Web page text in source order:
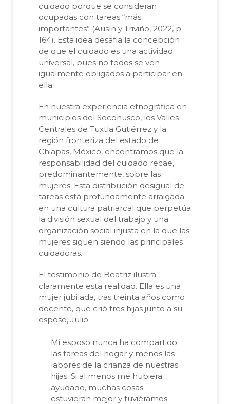
cuidado porque se consideran
ocupadas con tareas “más
importantes” (Ausín y Triviño, 2022, p.
164). Esta idea desafía la concepción
de que el cuidado es una actividad
universal, pues no todos se ven
igualmente obligados a participar en
ella.
En nuestra experiencia etnográfica en
municipios del Soconusco, los Valles
Centrales de Tuxtla Gutiérrez y la
región fronteriza del estado de
Chiapas, México, encontramos que la
responsabilidad del cuidado recae,
predominantemente, sobre las
mujeres. Esta distribución desigual de
tareas está profundamente arraigada
en una cultura patriarcal que perpetúa
la división sexual del trabajo y una
organización social injusta en la que las
mujeres siguen siendo las principales
cuidadoras.
El testimonio de Beatriz ilustra
claramente esta realidad. Ella es una
mujer jubilada, tras treinta años como
docente, que crió tres hijas junto a su
esposo, Julio.
Mi esposo nunca ha compartido
las tareas del hogar y menos las
labores de la crianza de nuestras
hijas. Si al menos me hubiera
ayudado, muchas cosas
estuvieran mejor y tuviéramos